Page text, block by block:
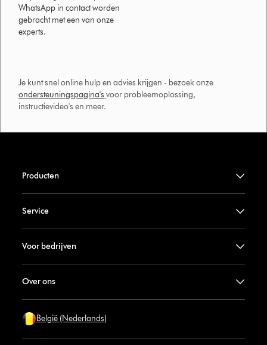
WhatsApp in contact worden
gebracht met een van onze
experts.
Je kunt snel online hulp en advies krijgen - bezoek onze
ondersteuningspagina's voor probleemoplossing,
instructievideo's en meer.
Producten
Service
Voor bedrijven
Over ons
België (Nederlands)